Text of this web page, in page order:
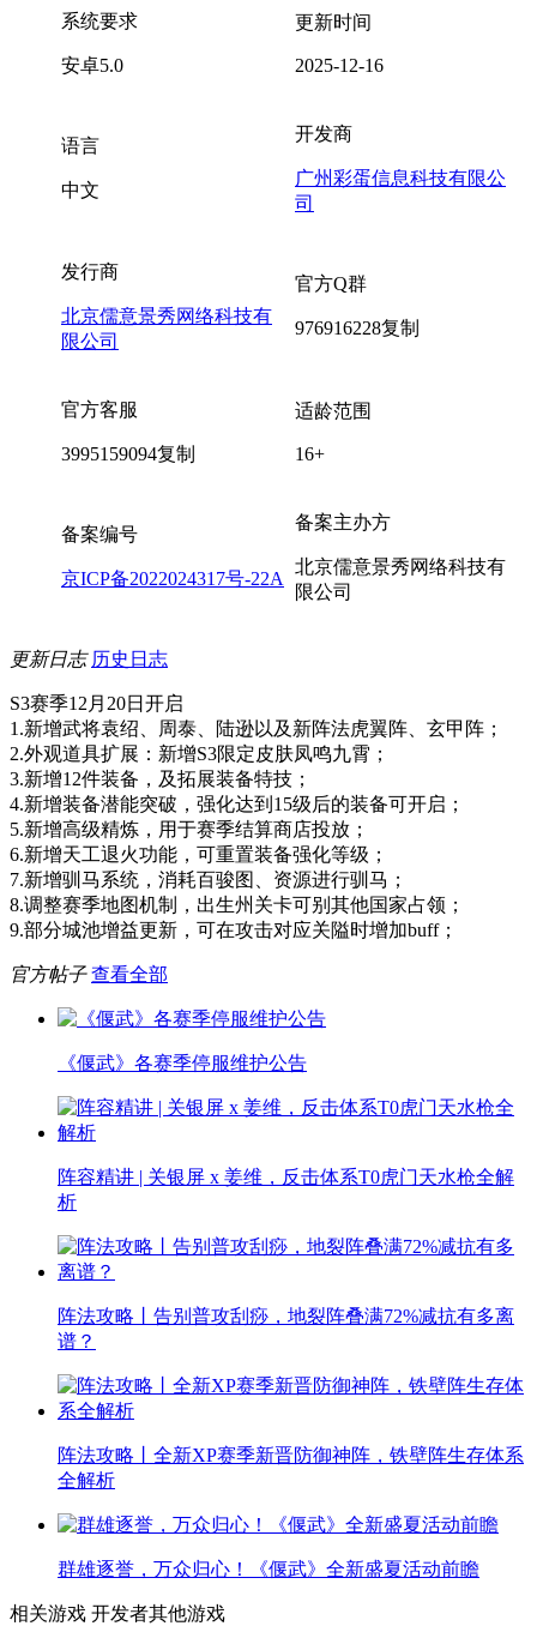
系统要求
安卓5.0
更新时间
2025-12-16
语言
中文
开发商
广州彩蛋信息科技有限公
司
发行商
北京儒意景秀网络科技有
限公司
官方Q群
976916228复制
官方客服
3995159094复制
适龄范围
16+
备案编号
京ICP备2022024317号-22A
备案主办方
北京儒意景秀网络科技有
限公司
更新日志 历史日志
S3赛季12月20日开启
1.新增武将袁绍、周泰、陆逊以及新阵法虎翼阵、玄甲阵；
2.外观道具扩展：新增S3限定皮肤凤鸣九霄；
3.新增12件装备，及拓展装备特技；
4.新增装备潜能突破，强化达到15级后的装备可开启；
5.新增高级精炼，用于赛季结算商店投放；
6.新增天工退火功能，可重置装备强化等级；
7.新增驯马系统，消耗百骏图、资源进行驯马；
8.调整赛季地图机制，出生州关卡可别其他国家占领；
9.部分城池增益更新，可在攻击对应关隘时增加buff；
官方帖子 查看全部
《偃武》各赛季停服维护公告
阵容精讲 | 关银屏 x 姜维，反击体系T0虎门天水枪全解
析
阵法攻略丨告别普攻刮痧，地裂阵叠满72%减抗有多离
谱？
阵法攻略丨全新XP赛季新晋防御神阵，铁壁阵生存体系
全解析
群雄逐誉，万众归心！《偃武》全新盛夏活动前瞻
相关游戏 开发者其他游戏